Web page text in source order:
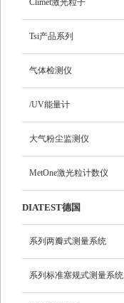
Climet激光粒子
Tsi产品系列
气体检测仪
/UV能量计
大气粉尘监测仪
MetOne激光粒计数仪
DIATEST德国
系列两瓣式测量系统
系列标准塞规式测量系统